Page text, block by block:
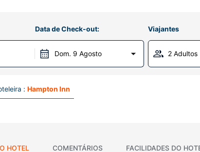
Data de Check-out:
Dom. 9 Agosto
Viajantes
2 Adultos
: Hampton Inn
HOTEL COMENTÁRIOS FACILIDADES DO